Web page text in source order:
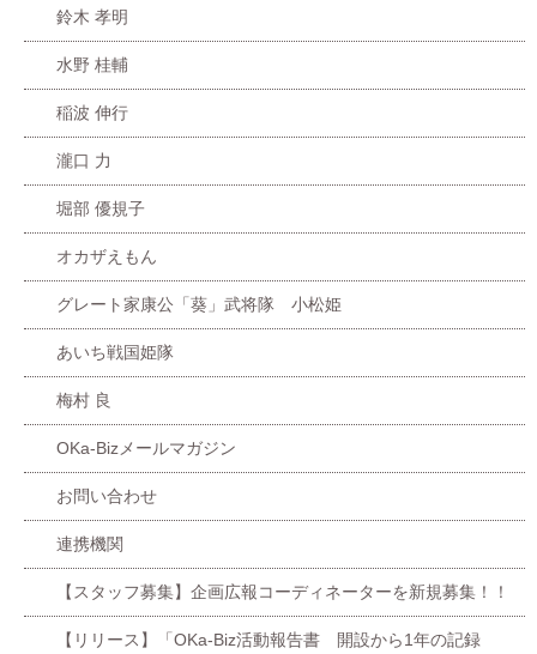
鈴木 孝明
水野 桂輔
稲波 伸行
瀧口 力
堀部 優規子
オカザえもん
グレート家康公「葵」武将隊 小松姫
あいち戦国姫隊
梅村 良
OKa-Bizメールマガジン
お問い合わせ
連携機関
【スタッフ募集】企画広報コーディネーターを新規募集！！
【リリース】「OKa-Biz活動報告書 開設から1年の記録